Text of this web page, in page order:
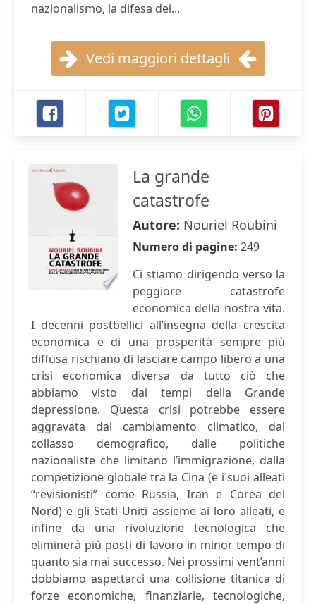
nazionalismo, la difesa dei...
Vedi maggiori dettagli
La grande
catastrofe
Autore: Nouriel Roubini
Numero di pagine: 249
Ci stiamo dirigendo verso la
peggiore catastrofe
economica della nostra vita.
I decenni postbellici all’insegna della crescita
economica e di una prosperità sempre più
diffusa rischiano di lasciare campo libero a una
crisi economica diversa da tutto ciò che
abbiamo visto dai tempi della Grande
depressione. Questa crisi potrebbe essere
aggravata dal cambiamento climatico, dal
collasso demografico, dalle politiche
nazionaliste che limitano l’immigrazione, dalla
competizione globale tra la Cina (e i suoi alleati
“revisionisti” come Russia, Iran e Corea del
Nord) e gli Stati Uniti assieme ai loro alleati, e
infine da una rivoluzione tecnologica che
eliminerà più posti di lavoro in minor tempo di
quanto sia mai successo. Nei prossimi vent’anni
dobbiamo aspettarci una collisione titanica di
forze economiche, finanziarie, tecnologiche,